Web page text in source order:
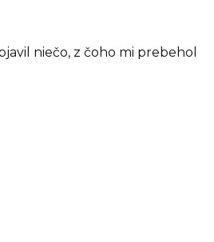
niečo, z čoho mi prebehol